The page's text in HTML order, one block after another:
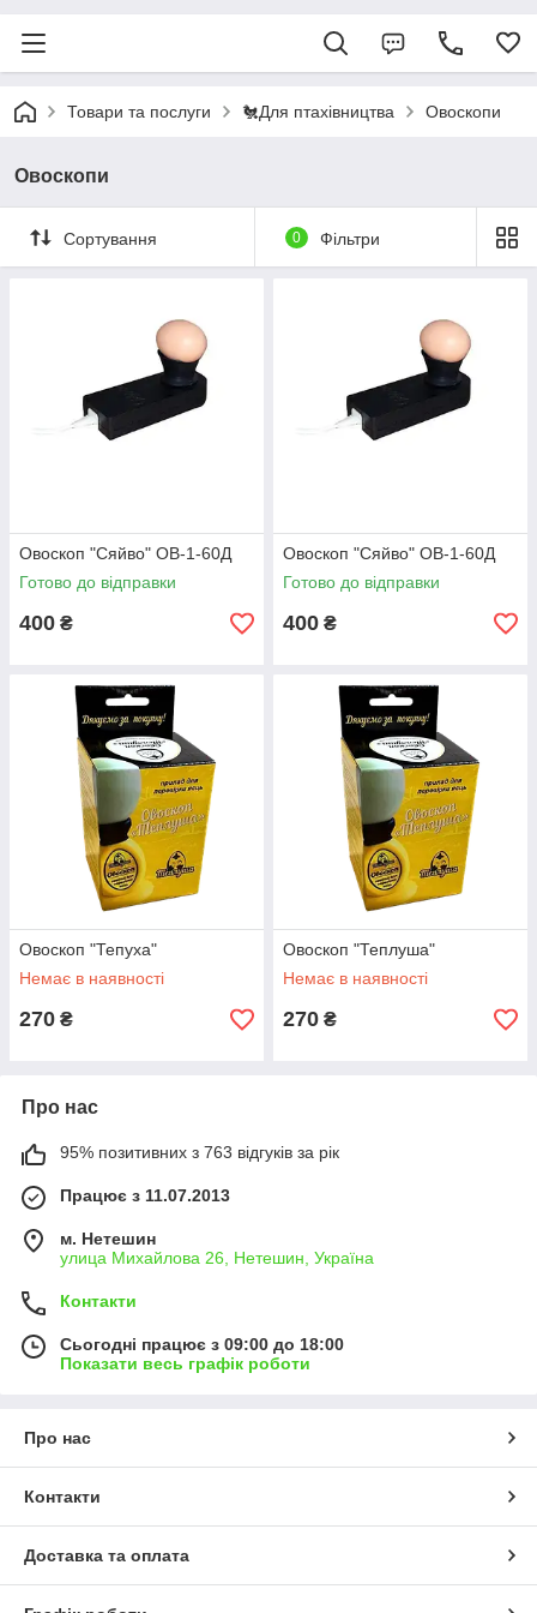
Товари та послуги 🐔Для птахівництва Овоскопи
Овоскопи
Сортування 0 Фільтри
Овоскоп "Сяйво" ОВ-1-60Д
Готово до відправки
400 ₴
Овоскоп "Сяйво" ОВ-1-60Д
Готово до відправки
400 ₴
Овоскоп "Тепуха"
Немає в наявності
270 ₴
Овоскоп "Теплуша"
Немає в наявності
270 ₴
Про нас
95% позитивних з 763 відгуків за рік
Працює з 11.07.2013
м. Нетешин
улица Михайлова 26, Нетешин, Україна
Контакти
Сьогодні працює з 09:00 до 18:00
Показати весь графік роботи
Про нас
Контакти
Доставка та оплата